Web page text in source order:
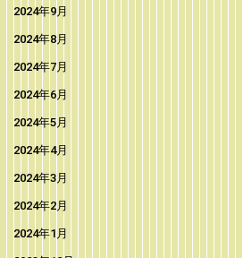
2024年9月
2024年8月
2024年7月
2024年6月
2024年5月
2024年4月
2024年3月
2024年2月
2024年1月